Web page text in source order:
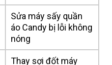
Sửa máy sấy quần
áo Candy bị lỗi không
nóng
Thay sợi đốt máy